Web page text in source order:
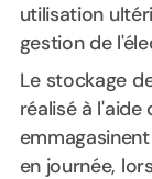
utilisation
gestion de
Le stockage
réalisé à
en journée,